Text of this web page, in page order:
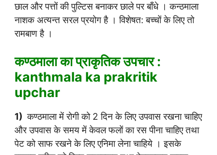
छाल और पत्तों की पुल्टिस बनाकर छाले पर बाँधे । कन्ठमाला
नाशक अत्यन्त सरल प्रयोग है । विशेषत: बच्चों के लिए तो
रामबाण है ।
कण्ठमाला का प्राकृतिक उपचार :
kanthmala ka prakritik
upchar
1) कण्ठमाला में रोगी को 2 दिन के लिए उपवास रखना चाहिए
और उपवास के समय में केवल फलों का रस पीना चाहिए तथा
पेट को साफ रखने के लिए एनिमा लेना चाहिये । इसके